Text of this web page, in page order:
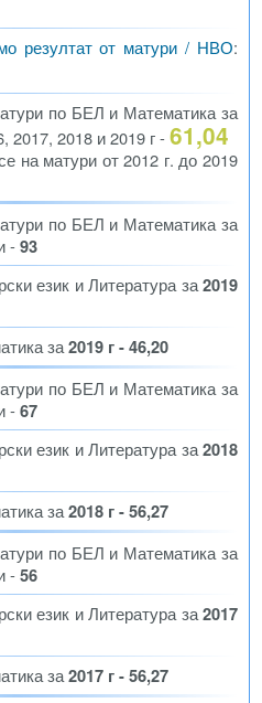
резултат от матури / НВО:
по БЕЛ и Математика за
2017, 2018 и 2019 г -61,04
на матури от 2012 г. до 2019
по БЕЛ и Математика за
-93
език и Литература за2019
за2019 г - 46,20
по БЕЛ и Математика за
-67
език и Литература за2018
за2018 г - 56,27
по БЕЛ и Математика за
-56
език и Литература за2017
за2017 г - 56,27